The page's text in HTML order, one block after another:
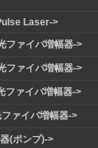
Laser->
ファイバ増幅器->
ファイバ増幅器->
ファイバ増幅器->
ァイバ増幅器->
(ポンプ)->